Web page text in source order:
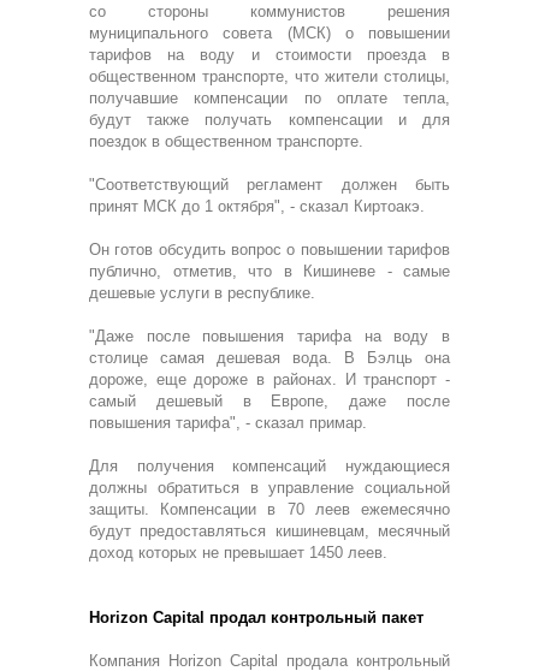
со стороны коммунистов решения
муниципального совета (МСК) о повышении
тарифов на воду и стоимости проезда в
общественном транспорте, что жители столицы,
получавшие компенсации по оплате тепла,
будут также получать компенсации и для
поездок в общественном транспорте.
"Соответствующий регламент должен быть
принят МСК до 1 октября", - сказал Киртоакэ.
Он готов обсудить вопрос о повышении тарифов
публично, отметив, что в Кишиневе - самые
дешевые услуги в республике.
"Даже после повышения тарифа на воду в
столице самая дешевая вода. В Бэлць она
дороже, еще дороже в районах. И транспорт -
самый дешевый в Европе, даже после
повышения тарифа", - сказал примар.
Для получения компенсаций нуждающиеся
должны обратиться в управление социальной
защиты. Компенсации в 70 леев ежемесячно
будут предоставляться кишиневцам, месячный
доход которых не превышает 1450 леев.
Horizon Capital продал контрольный пакет
Компания Horizon Capital продала контрольный